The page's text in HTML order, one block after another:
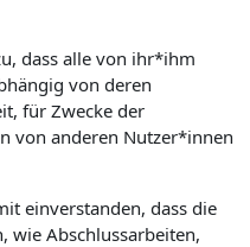
dass alle von ihr*ihm
von deren
für Zwecke der
von anderen Nutzer*innen
einverstanden, dass die
wie Abschlussarbeiten,